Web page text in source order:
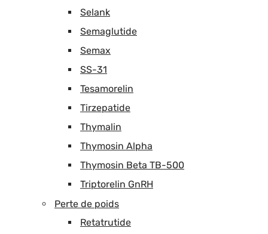
Selank
Semaglutide
Semax
SS-31
Tesamorelin
Tirzepatide
Thymalin
Thymosin Alpha
Thymosin Beta TB-500
Triptorelin GnRH
Perte de poids
Retatrutide